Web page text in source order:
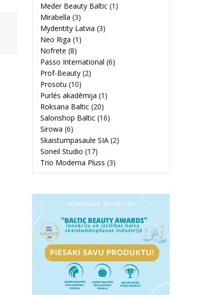
Meder Beauty Baltic (1)
Mirabella (3)
Mydentity Latvia (3)
Neo Riga (1)
Nofrete (8)
Passo International (6)
Prof-Beauty (2)
Prosotu (10)
Purlés akadēmija (1)
Roksana Baltic (20)
Salonshop Baltic (16)
Sirowa (6)
Skaistumpasaule SIA (2)
Soneil Studio (17)
Trio Moderna Pluss (3)